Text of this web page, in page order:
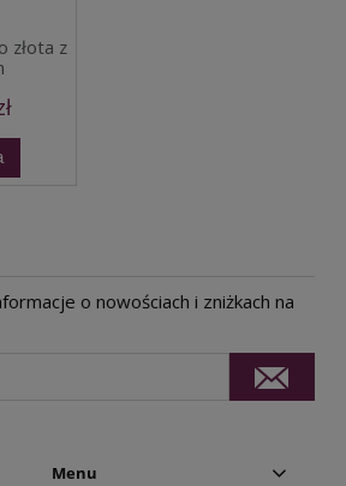
złota z
o nowościach i zniżkach na
Menu